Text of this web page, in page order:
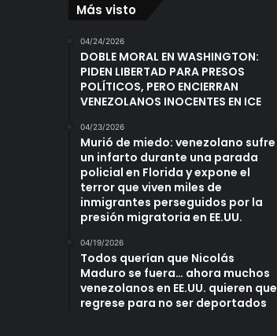
Más visto
04/24/2026
DOBLE MORAL EN WASHINGTON:
PIDEN LIBERTAD PARA PRESOS
POLÍTICOS, PERO ENCIERRAN
VENEZOLANOS INOCENTES EN ICE
04/23/2026
Murió de miedo: venezolano sufre
un infarto durante una parada
policial en Florida y expone el
terror que viven miles de
inmigrantes perseguidos por la
presión migratoria en EE.UU.
04/19/2026
Todos querían que Nicolás
Maduro se fuera… ahora muchos
venezolanos en EE.UU. quieren que
regrese para no ser deportados